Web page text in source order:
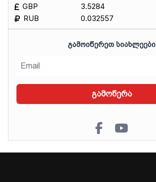
GBP
RUB
3.5284
0.032557
ᲒᲐᲛᲝᲘᲬᲔᲠᲔᲗ ᲡᲘᲐᲮᲚᲔᲔᲑᲘ
გამოწერა